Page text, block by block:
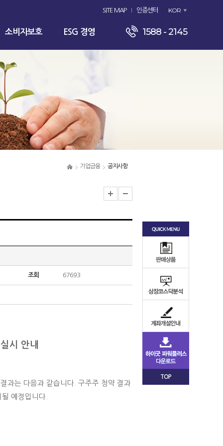
SITE MAP 인증센터 KOR
소비자보호 ESG 경영 1588 - 2145
기업금융 공지사항
조회 67693
시 안내
과는 다음과 같습니다. 구주주 청약 결과
예정입니다
TOP